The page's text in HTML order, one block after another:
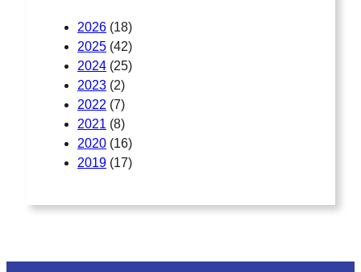
2026 (18)
2025 (42)
2024 (25)
2023 (2)
2022 (7)
2021 (8)
2020 (16)
2019 (17)